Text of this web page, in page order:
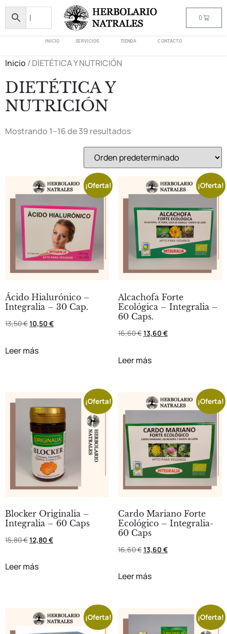
0
INICIO SERVICIOS TIENDA CONTACTO
Inicio / DIETÉTICA Y NUTRICIÓN
DIETÉTICA Y
NUTRICIÓN
Mostrando 1–16 de 39 resultados
¡Oferta!
Ácido Hialurónico –
Integralia – 30 Cap.
13,50€10,50 €
Leer más
¡Oferta!
Alcachofa Forte
Ecológica – Integralia –
60 Caps.
16,60€13,60 €
Leer más
¡Oferta!
Blocker Originalia –
Integralia – 60 Caps
15,80€12,80 €
Leer más
¡Oferta!
Cardo Mariano Forte
Ecológico – Integralia-
60 Caps
16,60€13,60 €
Leer más
¡Oferta! ¡Oferta!